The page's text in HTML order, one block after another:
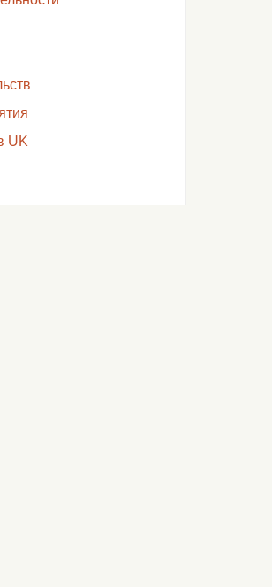
UK